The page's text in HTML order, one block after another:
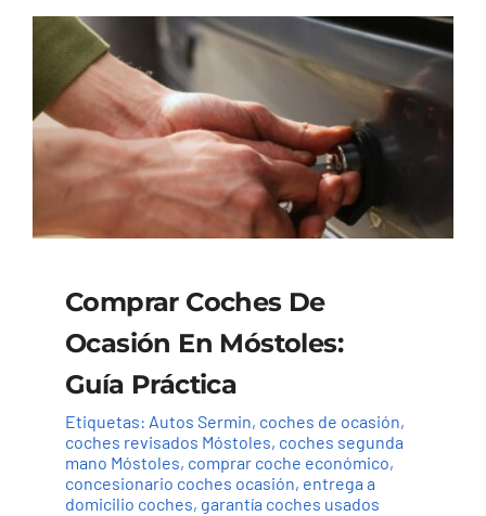
Comprar Coches De
Ocasión En Móstoles:
Guía Práctica
Etiquetas: Autos Sermin, coches de ocasión,
coches revisados Móstoles, coches segunda
mano Móstoles, comprar coche económico,
concesionario coches ocasión, entrega a
domicilio coches, garantía coches usados